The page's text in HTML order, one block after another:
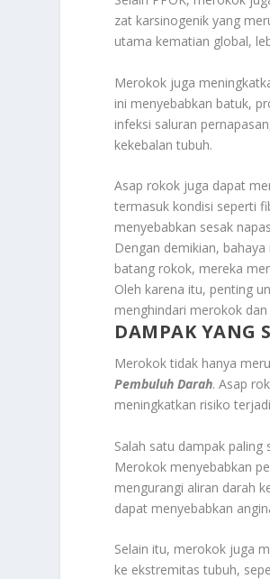
zat karsinogenik yang
utama kematian global,
Merokok juga
ini menyebabkan batuk,
infeksi saluran
kekebalan tubuh.
Asap rokok juga dapat
termasuk kondisi seperti
menyebabkan sesak
Dengan demikian,
batang rokok, mereka
Oleh karena itu, penting
menghindari merokok
DAMPAK YANG
Merokok tidak hanya
Pembuluh Darah. Asap
meningkatkan risiko
Salah satu dampak
Merokok menyebabkan
mengurangi aliran darah
dapat menyebabkan
Selain itu, merokok juga
ke ekstremitas tubuh,